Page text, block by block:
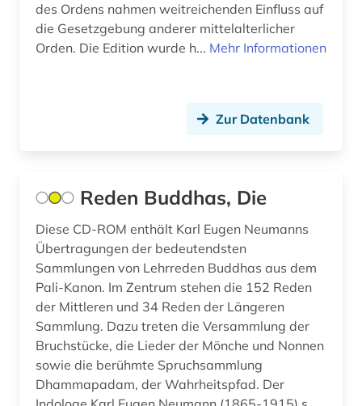
fid anglo-american culture (1)
fid religionswissenschaft (1)
film (1)
filmarchiv (1)
finanzpolitik (1)
finck von finckenstein (familie) (1)
finnland (1)
des Ordens nahmen weitreichenden Einfluss auf
die Gesetzgebung anderer mittelalterlicher
Orden. Die Edition wurde h... Mehr Informationen
Zur Datenbank
Reden Buddhas, Die
Diese CD-ROM enthält Karl Eugen Neumanns
Übertragungen der bedeutendsten
Sammlungen von Lehrreden Buddhas aus dem
Pali-Kanon. Im Zentrum stehen die 152 Reden
der Mittleren und 34 Reden der Längeren
Sammlung. Dazu treten die Versammlung der
Bruchstücke, die Lieder der Mönche und Nonnen
sowie die berühmte Spruchsammlung
Dhammapadam, der Wahrheitspfad. Der